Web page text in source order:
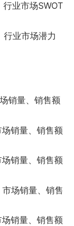
业市场SWOT
行业市场潜力
销量、销售额
销量、销售额
销量、销售额
场销量、销售
销量、销售额